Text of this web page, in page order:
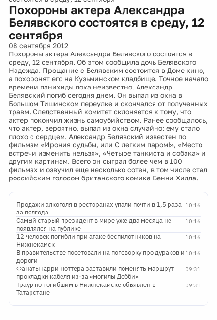
Похороны актера Александра
Белявского состоятся в среду, 12
сентября
08 сентября 2012
Похороны актера Александра Белявского состоятся в
среду, 12 сентября. Об этом сообщила дочь Белявского
Надежда. Прощание с Белявским состоится в Доме кино,
а похоронят его на Кузьминском кладбище. Точное начало
времени панихиды пока неизвестно. Александр
Белявский погиб сегодня днем. Он выпал из окна в
Большом Тишинском переулке и скончался от полученных
травм. Следственный комитет склоняется к тому, что
актер покончил жизнь самоубийством. Ранее сообщалось,
что актер, вероятно, выпал из окна случайно: ему стало
плохо с сердцем. Александр Белявский известен по
фильмам «Ирония судьбы, или С легким паром!», «Место
встречи изменить нельзя», «Четыре танкиста и собака» и
другим картинам. Всего он сыграл более чем в 100
фильмах и озвучил еще несколько сотен, в том числе стал
российским голосом британского комика Бенни Хилла.
10:16
Продажи алкоголя в ресторанах упали почти в 1,5 раза
за полгода
10:16
Самый старый президент в мире уже два месяца не
появлялся на публике
10:16
12 человек погибли при атаке беспилотников на
Нижнекамск
10:16
В правительстве посетовали на поговорку про дураков и
дороги
09:31
Фанаты Гарри Поттера заставили поменять маршрут
прокладки кабеля из-за «могилы Добби»
09:31
Траур по погибшим в Нижнекамске объявлен в
Татарстане